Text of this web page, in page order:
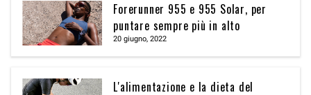
Forerunner 955 e 955 Solar, per
puntare sempre più in alto
20 giugno, 2022
L'alimentazione e la dieta del